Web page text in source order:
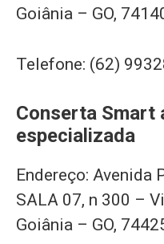
Goiânia – GO,
Telefone: (62)
Conserta Smart
especializada
Endereço: Avenida
SALA 07, n 300 –
Goiânia – GO,